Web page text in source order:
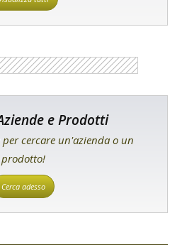
e Prodotti
cercare un'azienda o un
prodotto!
Cerca adesso